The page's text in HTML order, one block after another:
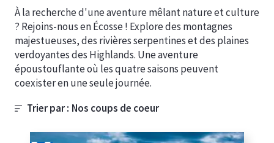
À la recherche d'une aventure mêlant nature et culture
? Rejoins-nous en Écosse ! Explore des montagnes
majestueuses, des rivières serpentines et des plaines
verdoyantes des Highlands. Une aventure
époustouflante où les quatre saisons peuvent
coexister en une seule journée.
Trier par :